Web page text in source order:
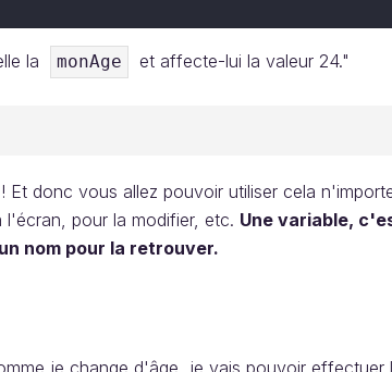
la monAge et affecte-lui la valeur 24."
donc vous allez pouvoir utiliser cela
pour la modifier, etc. Une variable,
nom pour la retrouver.
je change d'âge, je vais pouvoir effectuer